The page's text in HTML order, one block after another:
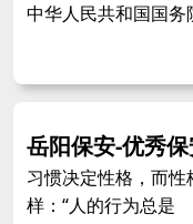
中华人民共和国国务
岳阳保安-优秀
习惯决定性格，而
样：“人的行为总是